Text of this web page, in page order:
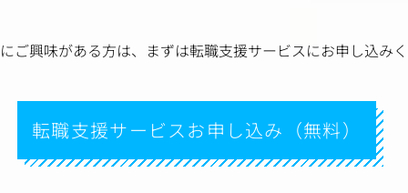
ご興味がある方は、 まずは転職支援サービスにお申し込み
転職支援サービスお申し込み（無料）